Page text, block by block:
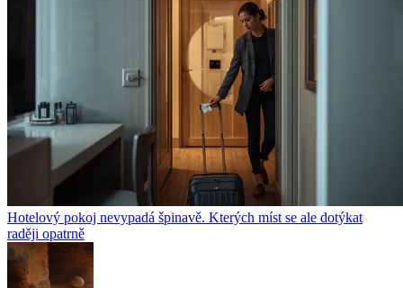
Hotelový pokoj nevypadá špinavě. Kterých míst se ale dotýkat
raději opatrně